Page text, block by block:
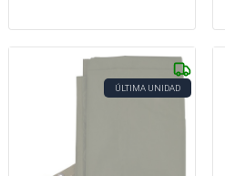
ÚLTIMA UNIDAD